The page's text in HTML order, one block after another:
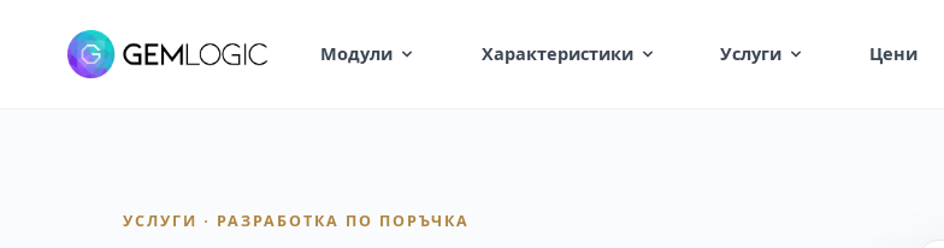
Модули Характеристики Услуги Цени
УСЛУГИ · РАЗРАБОТКА ПО ПОРЪЧКА